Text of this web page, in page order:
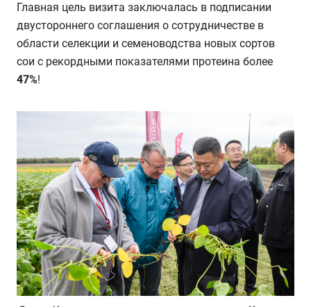
Главная цель визита заключалась в подписании
двустороннего соглашения о сотрудничестве в
области селекции и семеноводства новых сортов
сои с рекордными показателями протеина более
47%!